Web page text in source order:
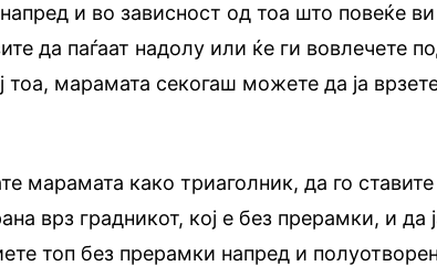
и во зависност од тоа што повеќе ви
да паѓаат надолу или ќе ги вовлечете
тоа, марамата секогаш можете да ја
марамата како триаголник, да го ставите
врз градникот, кој е без прерамки, и да
топ без прерамки напред и полуотворен